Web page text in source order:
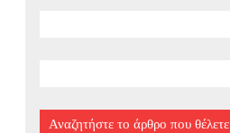
Αναζητήστε το άρθρο που θέλετε